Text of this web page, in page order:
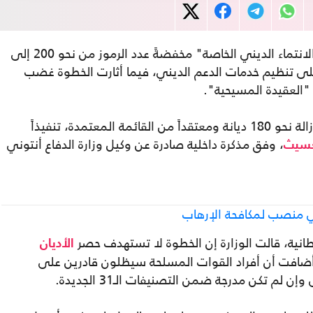
أجرت وزارة الحرب الأمريكية تحديثاً لـ"قوانين الانتماء الديني الخاصة" مخفضةً عدد الرموز من نحو 200 إلى
تنظيم خدمات الدعم الديني، فيما أثارت الخطوة غضب
المسيحية".
ووفقاً لشبكة "فوكس نيوز"، قامت الوزارة بإزالة نحو 180 ديانة ومعتقداً من القائمة المعتمدة، تنفيذاً
، وفق مذكرة داخلية صادرة عن وكيل وزارة الدفاع أنتوني
منصب لمكافحة الإرهاب
قالت الوزارة إن الخطوة لا تستهدف حصر
الأديان
أن أفراد القوات المسلحة سيظلون قادرين على
مدرجة ضمن التصنيفات الـ31 الجديدة.